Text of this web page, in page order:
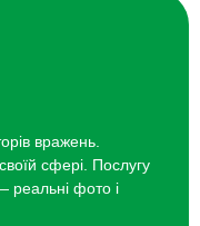
вражень.
сфері. Послугу
реальні фото і